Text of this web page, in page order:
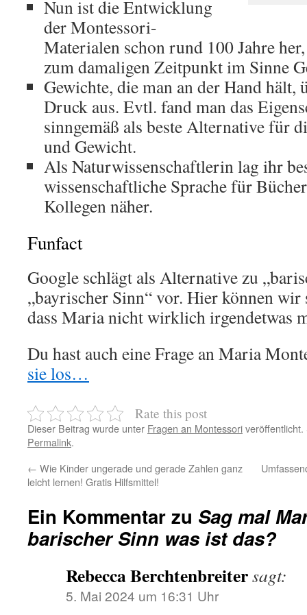
Nun ist die Entwicklung
der Montessori-
Materialen schon rund 100 Jahre
zum damaligen Zeitpunkt im Sinne
Gewichte, die man an der Hand hält,
Druck aus. Evtl. fand man das
sinngemäß als beste Alternative für
und Gewicht.
Als Naturwissenschaftlerin lag ihr
wissenschaftliche Sprache für
Kollegen näher.
Funfact
Google schlägt als Alternative zu
„bayrischer Sinn“ vor. Hier können wir
dass Maria nicht wirklich irgendetwas
Du hast auch eine Frage an Maria
sie los…
Rate this post
Dieser Beitrag wurde unter Fragen an Montessori
Permalink.
← Wie Kinder ungerade und gerade Zahlen ganz
leicht lernen! Gratis Hilfsmittel!
Ein Kommentar zu Sag mal
barischer Sinn was ist das?
Rebecca Berchtenbreitersagt:
5. Mai 2024 um 16:31 Uhr